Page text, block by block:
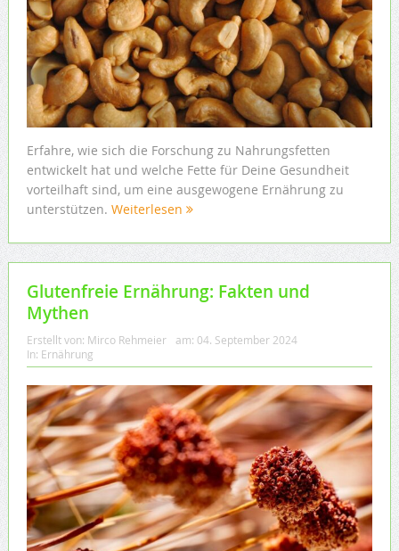
Erfahre, wie sich die Forschung zu Nahrungsfetten
entwickelt hat und welche Fette für Deine Gesundheit
vorteilhaft sind, um eine ausgewogene Ernährung zu
unterstützen. Weiterlesen
Glutenfreie Ernährung: Fakten und
Mythen
Erstellt von: Mirco Rehmeier am: 04. September 2024
In: Ernährung